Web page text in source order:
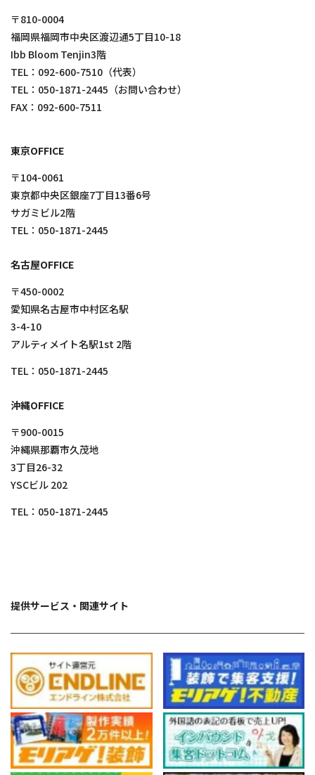
〒810-0004
福岡県福岡市中央区渡辺通5丁目10-18
Ibb Bloom Tenjin3階
TEL： 092-600-7510 （代表）
TEL： 050-1871-2445 （お問い合わせ）
FAX：092-600-7511
東京OFFICE
〒104-0061
東京都中央区銀座7丁目13番6号
サガミビル2階
TEL： 050-1871-2445
名古屋OFFICE
〒450-0002
愛知県名古屋市中村区名駅
3-4-10
アルティメイト名駅1st 2階
TEL： 050-1871-2445
沖縄OFFICE
〒900-0015
沖縄県那覇市久茂地
3丁目26-32
YSCビル 202
TEL： 050-1871-2445
提供サービス・関連サイト